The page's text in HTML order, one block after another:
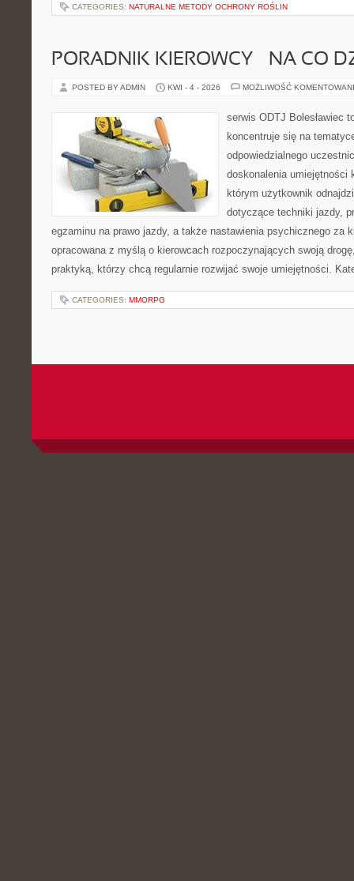
CATEGORIES: NATURALNE METODY OCHRONY ROŚLIN
PORADNIK KIEROWCY – NA CO
POSTED BY ADMIN KWI - 4 - 2026 MOŻLIWOŚĆ
serwis ODTJ Bolesławiec
koncentruje się na
odpowiedzialnego
doskonalenia umiejętności
którym użytkownik
dotyczące techniki jazdy,
egzaminu na prawo jazdy, a także nastawienia psychicznego za
opracowana z myślą o kierowcach rozpoczynających swoją
praktyką, którzy chcą regularnie rozwijać swoje umiejętności.
CATEGORIES: MMORPG